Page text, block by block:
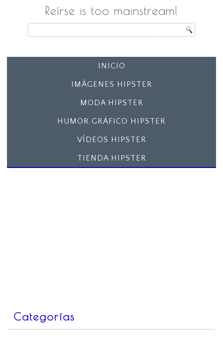
Reírse is too mainstream!
INICIO
IMÁGENES HIPSTER
MODA HIPSTER
HUMOR GRÁFICO HIPSTER
VÍDEOS HIPSTER
TIENDA HIPSTER
Categorías